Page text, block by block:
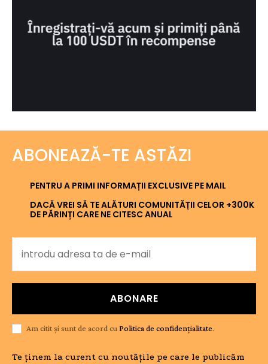
ABONEAZĂ-TE ASTĂZI
PENTRU A PRIMI INFORMAȚII EXCLUSIVE PE MAIL
DACĂ VREI SĂ TE ALĂTURI COMUNITĂȚII CELOR +300K
DE PĂRINȚI CARE NE CITESC ANUAL
ABONARE
Am citit și sunt de acord cu Politica de confidențialitate.
Te ținem la curent cu noutățile pe care le publicăm